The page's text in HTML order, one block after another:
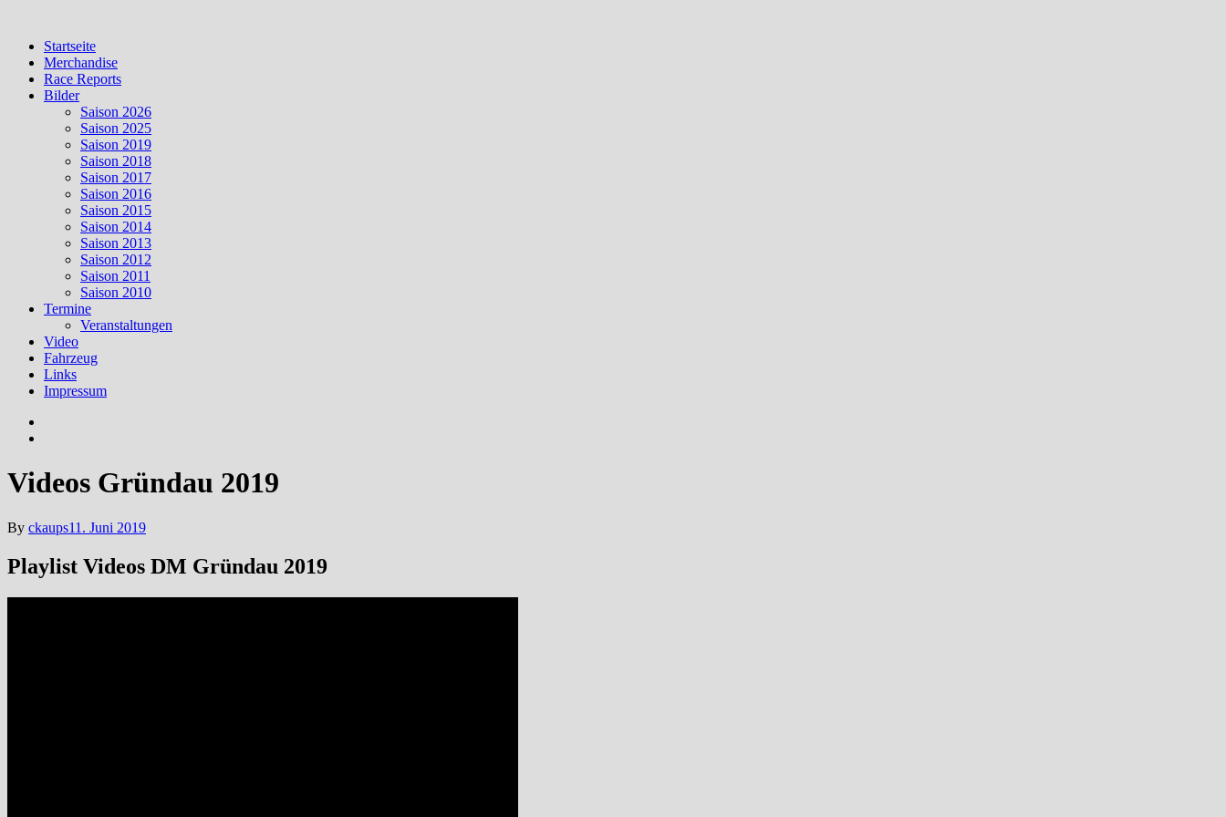
contentStartseite
Merchandise
Race Reports
Bilder
Saison 2026
Saison 2025
Saison 2019
Saison 2018
Saison 2017
Saison 2016
Saison 2015
Saison 2014
Saison 2013
Saison 2012
Saison 2011
Saison 2010
Termine
Veranstaltungen
Video
Fahrzeug
Links
Impressum
Videos Gründau 2019
By ckaups11. Juni 2019
Playlist Videos DM Gründau 2019